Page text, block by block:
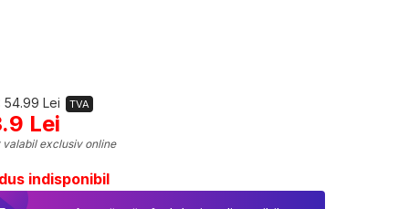
54.99 Lei TVA
Lei
valabil exclusiv online
indisponibil